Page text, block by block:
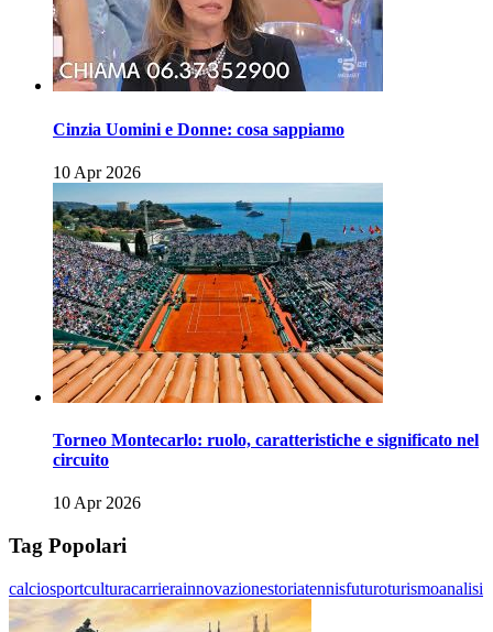
Cinzia Uomini e Donne: cosa sappiamo
10 Apr 2026
Torneo Montecarlo: ruolo, caratteristiche e significato nel
circuito
10 Apr 2026
Tag Popolari
calciosportculturacarrierainnovazionestoriatennisfuturoturismoanalisi